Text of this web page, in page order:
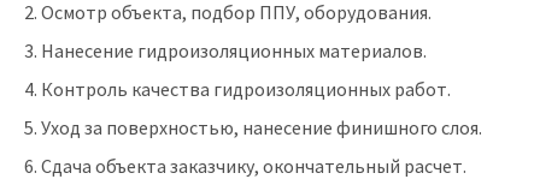
Осмотр объекта, подбор ППУ, оборудования.
Нанесение гидроизоляционных материалов.
Контроль качества гидроизоляционных работ.
Уход за поверхностью, нанесение финишного слоя.
Сдача объекта заказчику, окончательный расчет.